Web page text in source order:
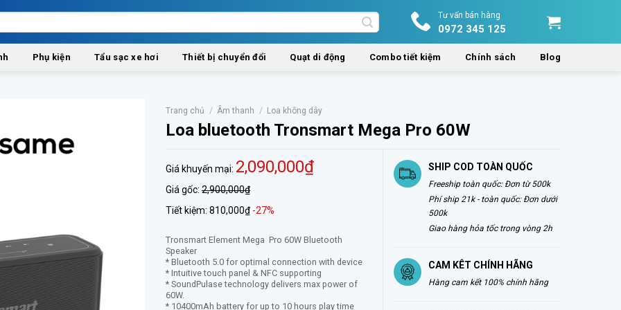
Tư vấn bán hàng
0972 345 125
Phụ kiện Tẩu sạc xe hơi Thiết bị chuyển đổi Quạt di động Combo tiết kiệm Chính sách Blog
Trang chủ / Âm thanh / Loa không dây
Loa bluetooth Tronsmart Mega Pro 60W
Giá khuyến mại: 2,090,000₫
Giá gốc: 2,900,000₫
Tiết kiệm: 810,000₫ -27%
Tronsmart Element Mega Pro 60W Bluetooth
Speaker
* Bluetooth 5.0 for optimal connection with device
* Intuitive touch panel & NFC supporting
* SoundPulase technology delivers max power of
60W.
* 10400mAh battery for up to 10 hours play time
SHIP COD TOÀN QUỐC
Freeship toàn quốc: Đơn từ 500k
Phí ship 21k - toàn quốc: Đơn dưới
500k
Giao hàng hỏa tốc trong vòng 2h
CAM KÊT CHÍNH HÃNG
Hàng cam kết 100% chính hãng